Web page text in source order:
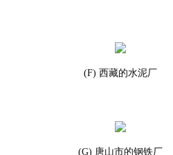
(F) 西藏的水泥厂
(G) 唐山市的钢铁厂